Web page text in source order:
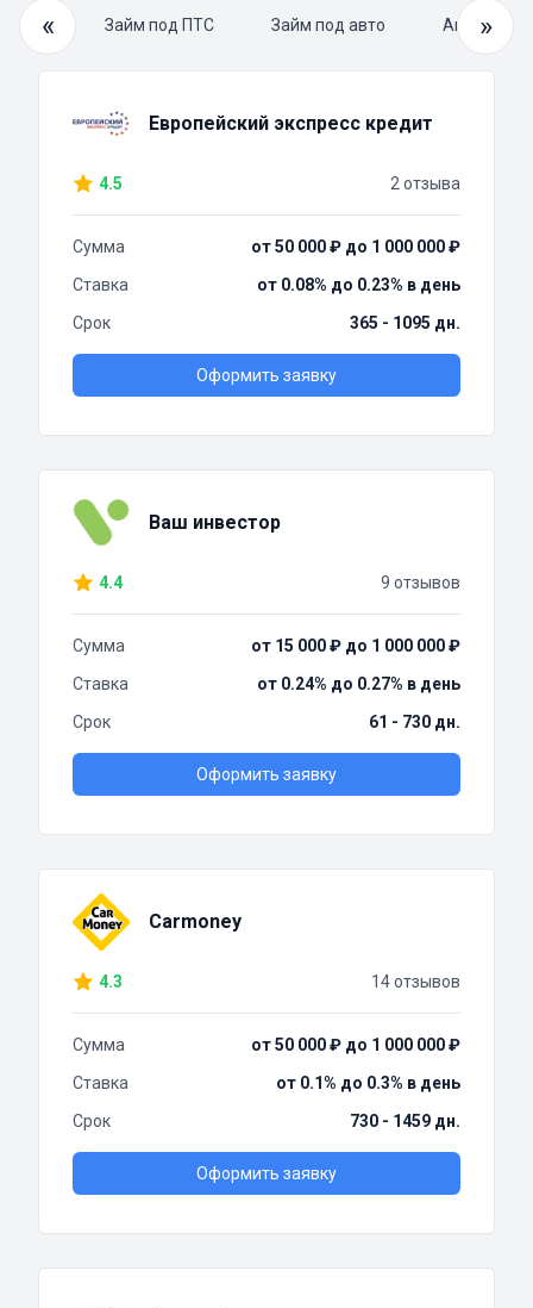
«
займ Займ под ПТС Займ под авто »
Европейский экспресс кредит
4.5 2 отзыва
Сумма
от 50 000 ₽ до 1 000 000 ₽
Ставка
от 0.08% до 0.23% в день
Срок
365 - 1095 дн.
Оформить заявку
Ваш инвестор
4.4 9 отзывов
Сумма
от 15 000 ₽ до 1 000 000 ₽
Ставка
от 0.24% до 0.27% в день
Срок
61 - 730 дн.
Оформить заявку
Carmoney
4.3 14 отзывов
Сумма
от 50 000 ₽ до 1 000 000 ₽
Ставка
от 0.1% до 0.3% в день
Срок
730 - 1459 дн.
Оформить заявку